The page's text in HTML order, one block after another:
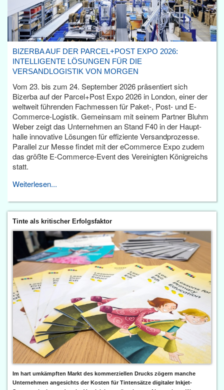
BIZERBA AUF DER PARCEL+POST EXPO 2026:
INTELLIGENTE LÖSUNGEN FÜR DIE
VERSANDLOGISTIK VON MORGEN
Vom 23. bis zum 24. September 2026 präsentiert sich
Bizerba auf der Parcel+Post Expo 2026 in London, einer der
weltweit führenden Fachmessen für Paket-, Post- und E-
Commerce-Logistik. Gemeinsam mit seinem Partner Bluhm
Weber zeigt das Unternehmen an Stand F40 in der Haupt­
halle innovative Lösungen für effiziente Versandprozesse.
Parallel zur Messe findet mit der eCommerce Expo zudem
das größte E-Commerce-Event des Vereinigten Königreichs
statt.
Weiterlesen...
Tinte als kritischer Erfolgsfaktor
Im hart umkämpften Markt des kommerziellen Drucks zögern manche
Unternehmen angesichts der Kosten für Tintensätze digitaler Inkjet-